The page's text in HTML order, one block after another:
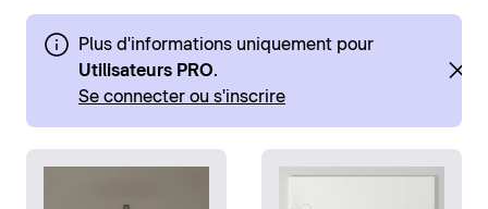
Plus d'informations uniquement pour
Utilisateurs PRO.
Se connecter ou s'inscrire